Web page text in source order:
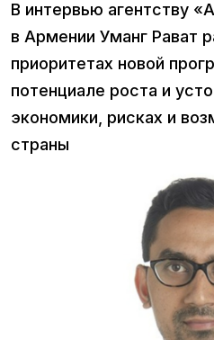
В интервью агентству
в Армении Уманг Рават
приоритетах новой
потенциале роста и
экономики, рисках и
страны